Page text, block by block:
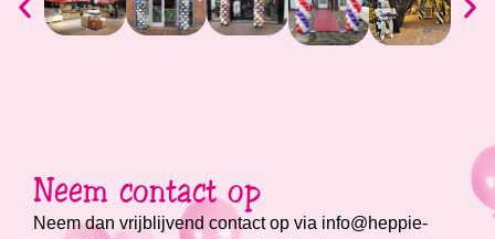
Neem contact op
Neem dan vrijblijvend contact op via info@heppie-